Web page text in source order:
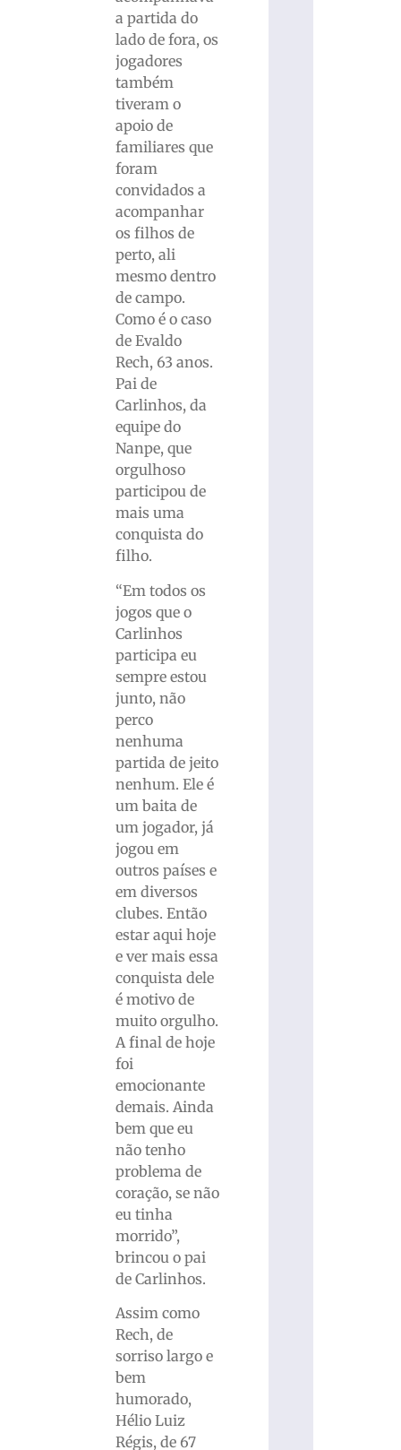
a partida do
lado de fora, os
jogadores
também
tiveram o
apoio de
familiares que
foram
convidados a
acompanhar
os filhos de
perto, ali
mesmo dentro
de campo.
Como é o caso
de Evaldo
Rech, 63 anos.
Pai de
Carlinhos, da
equipe do
Nanpe, que
orgulhoso
participou de
mais uma
conquista do
filho.
“Em todos os
jogos que o
Carlinhos
participa eu
sempre estou
junto, não
perco
nenhuma
partida de jeito
nenhum. Ele é
um baita de
um jogador, já
jogou em
outros países e
em diversos
clubes. Então
estar aqui hoje
e ver mais essa
conquista dele
é motivo de
muito orgulho.
A final de hoje
foi
emocionante
demais. Ainda
bem que eu
não tenho
problema de
coração, se não
eu tinha
morrido”,
brincou o pai
de Carlinhos.
Assim como
Rech, de
sorriso largo e
bem
humorado,
Hélio Luiz
Régis, de 67